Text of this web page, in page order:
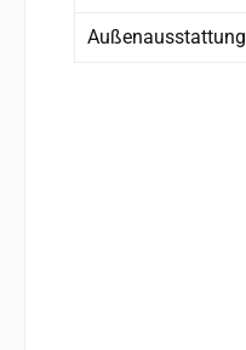
Außenausstattung